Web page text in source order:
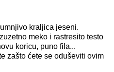
kraljica jeseni.
meko i rastresito testo
koricu, puno fila...
zašto ćete se oduševiti ovim